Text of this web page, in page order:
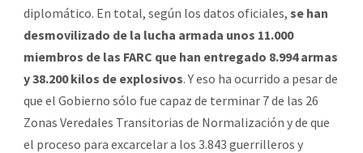
diplomático. En total, según los datos oficiales, se han
desmovilizado de la lucha armada unos 11.000
miembros de las FARC que han entregado 8.994 armas
y 38.200 kilos de explosivos. Y eso ha ocurrido a pesar de
que el Gobierno sólo fue capaz de terminar 7 de las 26
Zonas Veredales Transitorias de Normalización y de que
el proceso para excarcelar a los 3.843 guerrilleros y